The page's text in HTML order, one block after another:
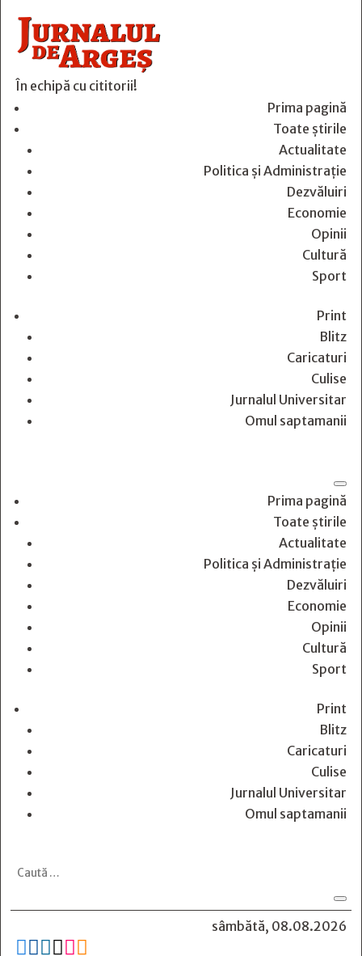
În echipă cu cititorii!
Prima pagină
Toate știrile
Actualitate
Politica și Administrație
Dezvăluiri
Economie
Opinii
Cultură
Sport
Print
Blitz
Caricaturi
Culise
Jurnalul Universitar
Omul saptamanii
Prima pagină
Toate știrile
Actualitate
Politica și Administrație
Dezvăluiri
Economie
Opinii
Cultură
Sport
Print
Blitz
Caricaturi
Culise
Jurnalul Universitar
Omul saptamanii
sâmbătă, 08.08.2026
     